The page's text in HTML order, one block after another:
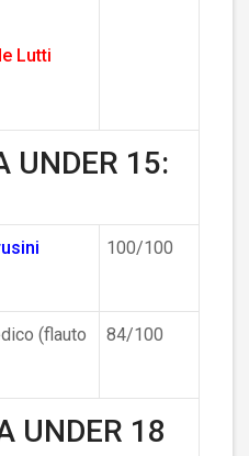
Lutti
UNDER 15:
100/100
(flauto
84/100
UNDER 18